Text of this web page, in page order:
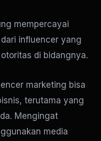
mempercayai
influencer yang
di bidangnya.
marketing bisa
terutama yang
Mengingat
media